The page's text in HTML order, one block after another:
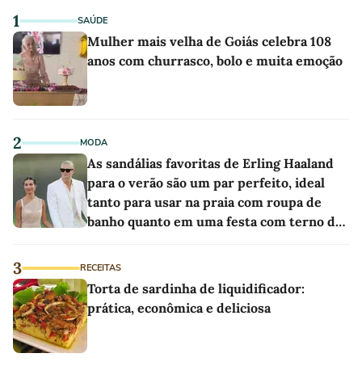
1 SAÚDE
Mulher mais velha de Goiás celebra 108
anos com churrasco, bolo e muita emoção
2 MODA
As sandálias favoritas de Erling Haaland
para o verão são um par perfeito, ideal
tanto para usar na praia com roupa de
banho quanto em uma festa com terno de
3 RECEITAS
Torta de sardinha de liquidificador:
prática, econômica e deliciosa